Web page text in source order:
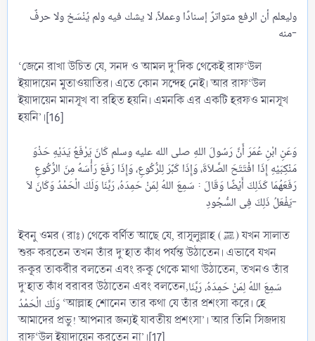
وليعلم أن الرفع متواترٌ إسنادًا وعملاً، لا يشك فيه ولم يُنْسَخ ولا حرفٌ
منه-​
‘জেনে রাখা উচিত যে, সনদ ও আমল দু’দিক থেকেই রাফ‘উল
ইয়াদায়েন মুতাওয়াতির। এতে কোন সন্দেহ নেই। আর রাফ‘উল
ইয়াদায়েন মানসূখ বা রহিত হয়নি। এমনকি এর একটি হরফও মানসূখ
হয়নি’।[16]
وَعَنِ ابْنِ عُمَرَ أَنَّ رَسُولَ اللهِ صلى الله عليه وسلم كَانَ يَرْفَعُ يَدَيْهِ حَذْوَ
مَنْكِبَيْهِ إِذَا افْتَتَحَ الصَّلاَةَ، وَإِذَا كَبَّرَ لِلرُّكُوعِ، وَإِذَا رَفَعَ رَأْسَهُ مِنَ الرُّكُوعِ
رَفَعَهُمَا كَذَلِكَ أَيْضًا وَقَالَ : سَمِعَ اللهُ لِمَنْ حَمِدَهُ، رَبَّنَا وَلَكَ الْحَمْدُ وَكَانَ لاَ
يَفْعَلُ ذَلِكَ فِى السُّجُودِ-​
ইবনু ওমর (রাঃ) থেকে বর্ণিত আছে যে, রাসূলুল্লাহ (ﷺ) যখন সালাত
শুরু করতেন তখন তাঁর দু’হাত কাঁধ পর্যন্ত উঠাতেন। এভাবে যখন
রুকূর তাকবীর বলতেন এবং রুকূ থেকে মাথা উঠাতেন, তখনও তাঁর
দু’হাত কাঁধ বরাবর উঠাতেন এবং বলতেন,سَمِعَ اللهُ لِمَنْ حَمِدَهُ، رَبَّنَا
وَلَكَ الْحَمْدُ ‘আল্লাহ শোনেন তার কথা যে তাঁর প্রশংসা করে। হে
আমাদের প্রভু! আপনার জন্যই যাবতীয় প্রশংসা’। আর তিনি সিজদায়
রাফ‘উল ইয়াদায়েন করতেন না’।[17]